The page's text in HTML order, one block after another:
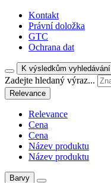
Kontakt
Právní doložka
GTC
Ochrana dat
K výsledkům vyhledávání
Zadejte hledaný výraz...
Relevance
Relevance
Cena
Cena
Název produktu
Název produktu
Barvy